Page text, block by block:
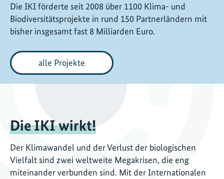
Die IKI förderte seit 2008 über 1100 Klima- und
Biodiversitätsprojekte in rund 150 Partnerländern mit
bisher insgesamt fast 8 Milliarden Euro.
alle Projekte
Die IKI wirkt!
Der Klimawandel und der Verlust der biologischen
Vielfalt sind zwei weltweite Megakrisen, die eng
miteinander verbunden sind. Mit der Internationalen